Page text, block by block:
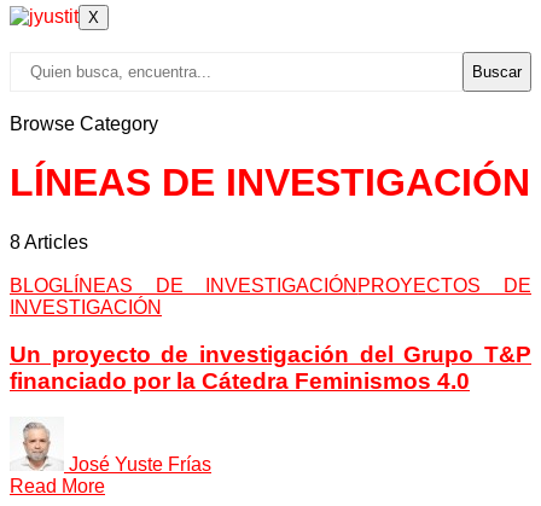
X
Buscar
Browse Category
LÍNEAS DE INVESTIGACIÓN
8 Articles
BLOGLÍNEAS DE INVESTIGACIÓN PROYECTOS DE
INVESTIGACIÓN
Un proyecto de investigación del Grupo T&P
financiado por la Cátedra Feminismos 4.0
José Yuste Frías
Read More